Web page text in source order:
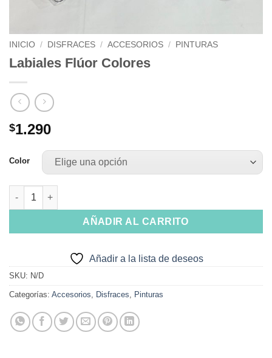
INICIO / DISFRACES / ACCESORIOS / PINTURAS
Labiales Flúor Colores
$1.290
Color
Labiales Flúor Colores cantidad
AÑADIR AL CARRITO
Añadir a la lista de deseos
SKU: N/D
Categorías: Accesorios Disfraces Pinturas